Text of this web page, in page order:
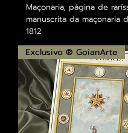
Maçonaria, página de
manuscrita da maçonaria
1812
Exclusivo ® GoianArte